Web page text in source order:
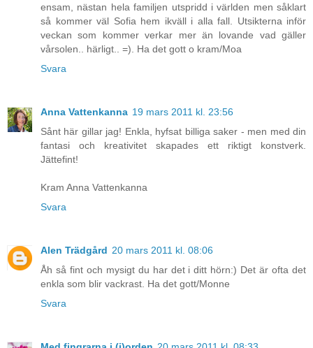
ensam, nästan hela familjen utspridd i världen men såklart
så kommer väl Sofia hem ikväll i alla fall. Utsikterna inför
veckan som kommer verkar mer än lovande vad gäller
vårsolen.. härligt.. =). Ha det gott o kram/Moa
Svara
Anna Vattenkanna 19 mars 2011 kl. 23:56
Sånt här gillar jag! Enkla, hyfsat billiga saker - men med din
fantasi och kreativitet skapades ett riktigt konstverk.
Jättefint!
Kram Anna Vattenkanna
Svara
Alen Trädgård 20 mars 2011 kl. 08:06
Åh så fint och mysigt du har det i ditt hörn:) Det är ofta det
enkla som blir vackrast. Ha det gott/Monne
Svara